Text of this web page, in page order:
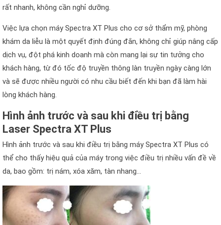
rất nhanh, không cần nghỉ dưỡng.
Việc lựa chọn máy Spectra XT Plus cho cơ sở thẩm mỹ, phòng
khám da liễu là một quyết định đúng đắn, không chỉ giúp nâng cấp
dịch vụ, đột phá kinh doanh mà còn mang lại sự tin tưởng cho
khách hàng, từ đó tốc độ truyền thông làn truyền ngày càng lớn
và sẽ được nhiều người có nhu cầu biết đến khi bạn đã làm hài
lòng khách hàng.
Hình ảnh trước và sau khi điều trị bằng
Laser Spectra XT Plus
Hình ảnh trước và sau khi điều trị bằng máy Spectra XT Plus có
thể cho thấy hiệu quả của máy trong việc điều trị nhiều vấn đề về
da, bao gồm: trị nám, xóa xăm, tàn nhang…